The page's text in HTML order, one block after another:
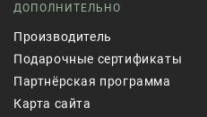
ДОПОЛНИТЕЛЬНО
Производитель
Подарочные сертификаты
Партнёрская программа
Карта сайта